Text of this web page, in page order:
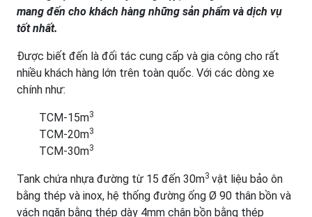
mang đến cho khách hàng những sản phẩm và dịch vụ
tốt nhất.
Được biết đến là đối tác cung cấp và gia công cho rất
nhiều khách hàng lớn trên toàn quốc. Với các dòng xe
chính như:
TCM-15m3
TCM-20m3
TCM-30m3
Tank chứa nhựa đường từ 15 đến 30m3 vật liệu bảo ôn
bằng thép và inox, hệ thống đường ống Ø 90 thân bồn và
vách ngăn bằng thép dày 4mm chân bồn bằng thép